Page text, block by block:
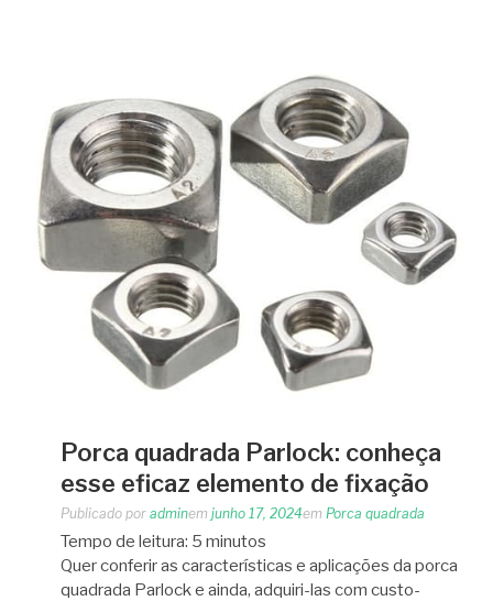
Porca quadrada Parlock: conheça
esse eficaz elemento de fixação
Publicado por adminem junho 17, 2024em Porca quadrada
Tempo de leitura: 5 minutos
Quer conferir as características e aplicações da porca
quadrada Parlock e ainda, adquiri-las com custo-